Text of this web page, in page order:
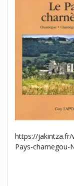
https://
Pays-charnegou-